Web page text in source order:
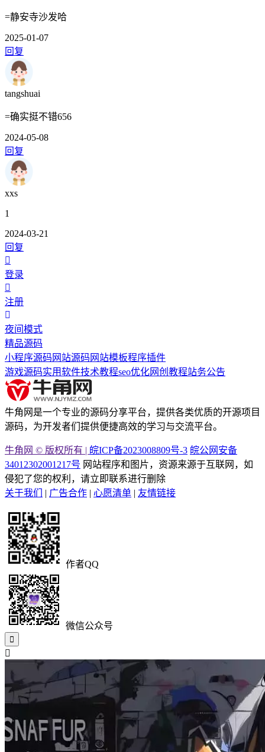
=静安寺沙发哈
2025-01-07
回复
tangshuai
=确实挺不错656
2024-05-08
回复
xxs
1
2024-03-21
回复
登录
注册
夜间模式
精品源码
小程序源码 网站源码 网站模板程序插件
游戏源码实用软件技术教程seo优化网创教程站务公告
牛角网是一个专业的源码分享平台，提供各类优质的开源项目
源码，为开发者们提供便捷高效的学习与交流平台。
牛角网 © 版权所有 | 皖ICP备2023008809号-3 皖公网安备
34012302001217号 网站程序和图片，资源来源于互联网，如
侵犯了您的权利，请立即联系进行删除
关于我们
| 广告合作 | 心愿清单 | 友情链接
作者QQ
微信公众号